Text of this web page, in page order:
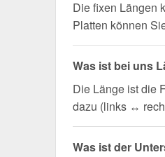
Die fixen Längen
Platten können
Was ist bei uns
Die Länge ist die
dazu (links ↔
Was ist der